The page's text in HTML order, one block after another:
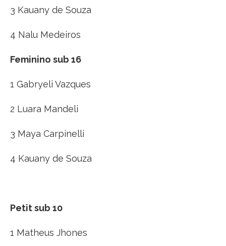
3 Kauany de Souza
4 Nalu Medeiros
Feminino sub 16
1 Gabryeli Vazques
2 Luara Mandeli
3 Maya Carpinelli
4 Kauany de Souza
Petit sub 10
1 Matheus Jhones